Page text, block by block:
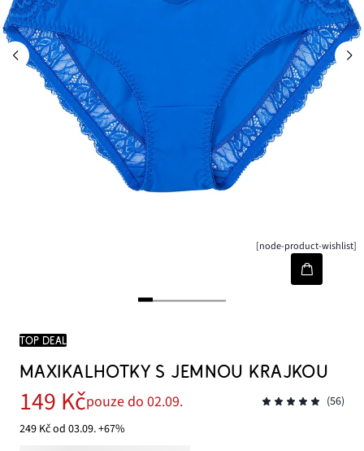
[node-product-wishlist]
TOP DEAL
MAXIKALHOTKY S JEMNOU KRAJKOU
149 Kčpouze do 02.09.
(56)
249 Kč od 03.09. +67%